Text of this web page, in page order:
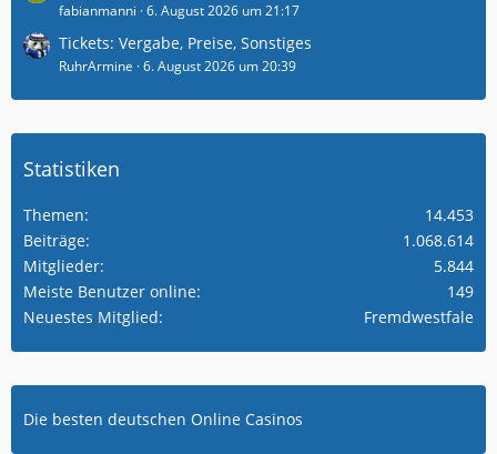
fabianmanni 6. August 2026 um 21:17
Tickets: Vergabe, Preise, Sonstiges
RuhrArmine 6. August 2026 um 20:39
Statistiken
Themen
14.453
Beiträge
1.068.614
Mitglieder
5.844
Meiste Benutzer online
149
Neuestes Mitglied
Fremdwestfale
Die besten deutschen Online Casinos